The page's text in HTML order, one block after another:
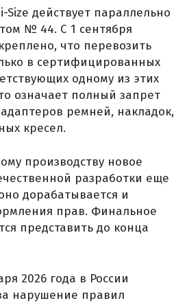
Size действует параллельно
№ 44. С 1 сентября
что перевозить
в сертифицированных
одному из этих
означает полный запрет
ремней, накладок,
кресел.
производству новое
разработки еще
дорабатывается и
прав. Финальное
представить до конца
2026 года в России
нарушение правил